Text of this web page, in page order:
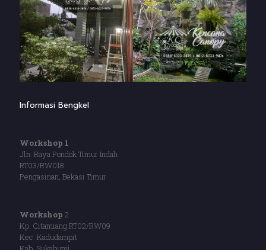
Informasi Bengkel
Workshop 1
Jln. Raya Pondok Timur Indah
RT03/RW018
Pengasinan, Bekasi Timur
Workshop 2
Kp. Citamiang RT02/RW09
Kec. Kadudampit